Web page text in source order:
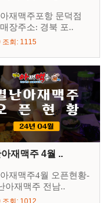
재맥주포항 문덕점
장주소: 경북 포..
조회: 1115
재맥주 4월 ..
재맥주4월 오픈현황-
아재맥주 전남..
조회: 1012